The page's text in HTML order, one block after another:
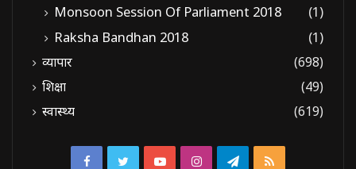
Monsoon Session Of Parliament 2018
(1)
Raksha Bandhan 2018
(1)
व्यापार
(698)
शिक्षा
(49)
स्वास्थ्य
(619)
FacebookTwitterYouTubeInstagramTelegram
RSS